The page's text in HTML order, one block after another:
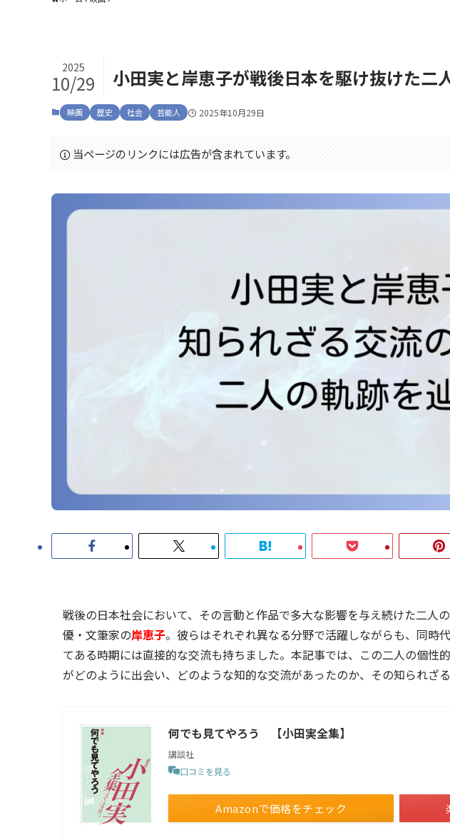
小田実と岸恵子が戦後日本を駆け抜けた二
2025
10/29
映画 歴史 社会 芸能人 2025年10月29日
当ページのリンクには広告が含まれています。
戦後の日本社会において、その言動と作品で多大な影響を与え続けた二人
優・文筆家の岸恵子。彼らはそれぞれ異なる分野で活躍しながらも、同時
てある時期には直接的な交流も持ちました。本記事では、この二人の個性
がどのように出会い、どのような知的な交流があったのか、その知られざ
何でも見てやろう 【小田実全集】
講談社
口コミを見る
Amazonで価格をチェック